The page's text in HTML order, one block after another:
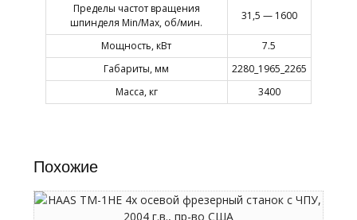
Пределы частот вращения
шпинделя Min/Max, об/мин.
31,5 — 1600
Мощность, кВт
7.5
Габариты, мм
2280_1965_2265
Масса, кг
3400
Похожие